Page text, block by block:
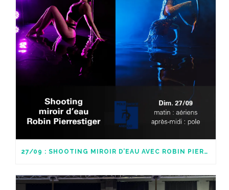
27/09 : SHOOTING MIROIR D’EAU AVEC ROBIN PIERRESTIGER